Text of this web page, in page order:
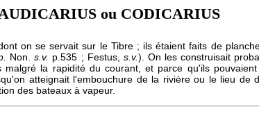
ou CODICARIUS
on se servait sur le Tibre ; ils étaient faits de
Non.s.v. p.535 ; Festus, s.v.). On les construisait
malgré la rapidité du courant, et parce qu'ils
atteignait l'embouchure de la rivière ou le lieu de
des bateaux à vapeur.